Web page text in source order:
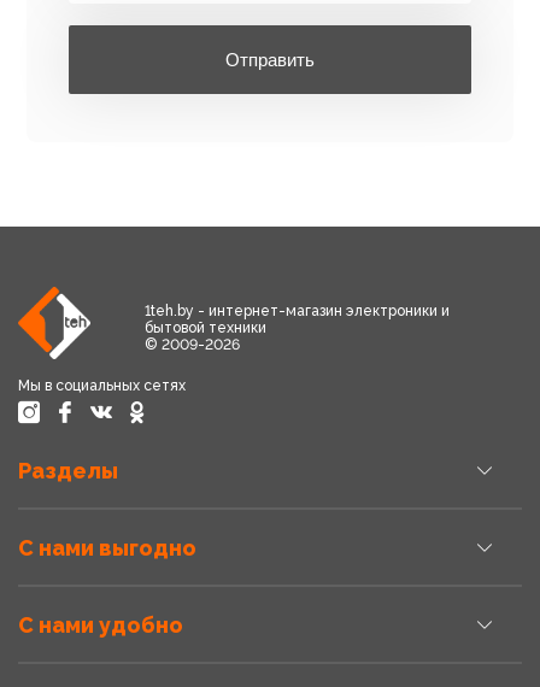
Отправить
1teh.by - интернет-магазин электроники и
бытовой техники
© 2009-2026
Мы в социальных сетях
Разделы
С нами выгодно
С нами удобно